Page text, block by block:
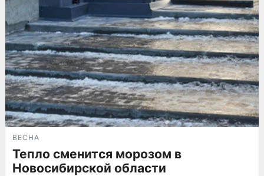
ВЕСНА
Тепло сменится морозом в
Новосибирской области